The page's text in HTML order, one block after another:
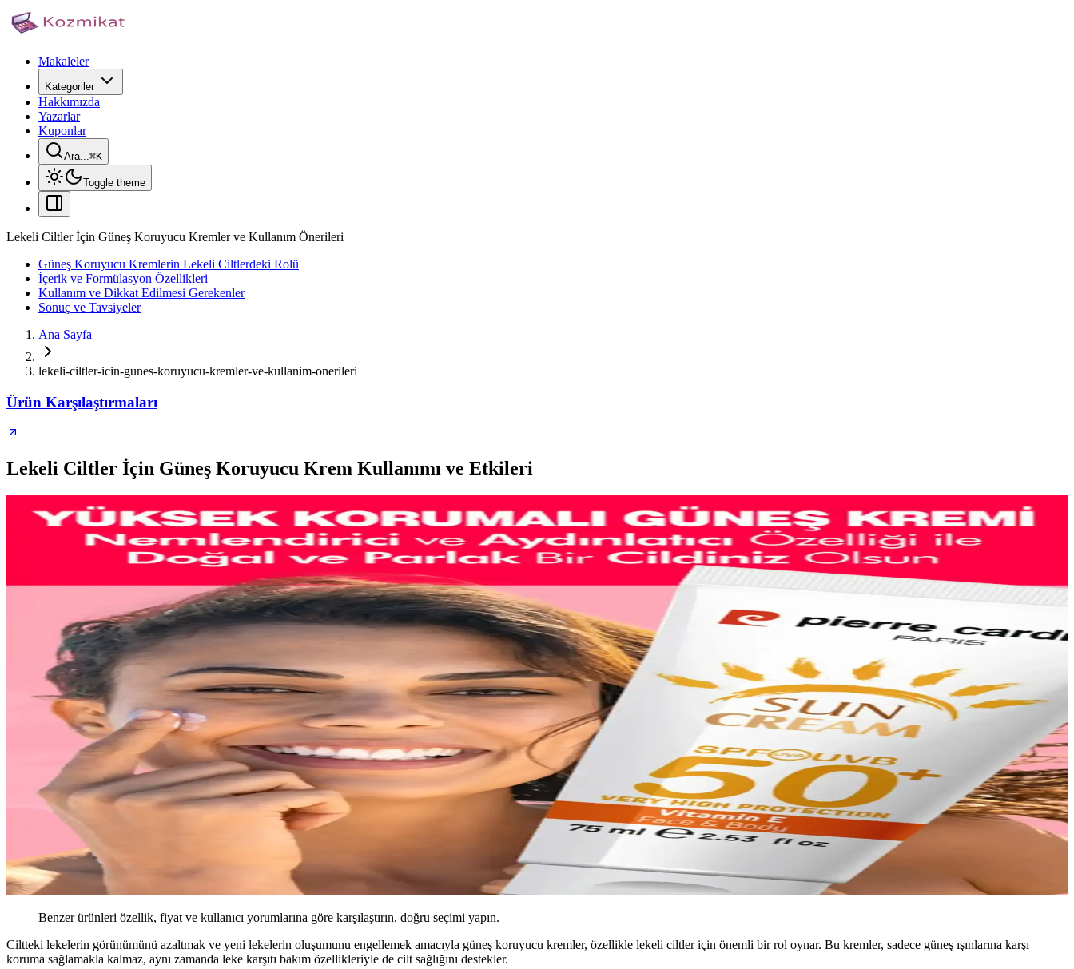
Makaleler
Kategoriler
Hakkımızda
Yazarlar
Kuponlar
Ara...⌘K
Toggle theme
Lekeli Ciltler İçin Güneş Koruyucu Kremler ve Kullanım Önerileri
Güneş Koruyucu Kremlerin Lekeli Ciltlerdeki Rolü
İçerik ve Formülasyon Özellikleri
Kullanım ve Dikkat Edilmesi Gerekenler
Sonuç ve Tavsiyeler
Ana Sayfa
lekeli-ciltler-icin-gunes-koruyucu-kremler-ve-kullanim-onerileri
Ürün Karşılaştırmaları
Lekeli Ciltler İçin Güneş Koruyucu Krem Kullanımı ve Etkileri
Benzer ürünleri özellik, fiyat ve kullanıcı yorumlarına göre karşılaştırın, doğru seçimi yapın.
Ciltteki lekelerin görünümünü azaltmak ve yeni lekelerin oluşumunu engellemek amacıyla güneş koruyucu kremler, özellikle lekeli ciltler için önemli bir rol oynar. Bu kremler, sadece güneş ışınlarına karşı
koruma sağlamakla kalmaz, aynı zamanda leke karşıtı bakım özellikleriyle de cilt sağlığını destekler.